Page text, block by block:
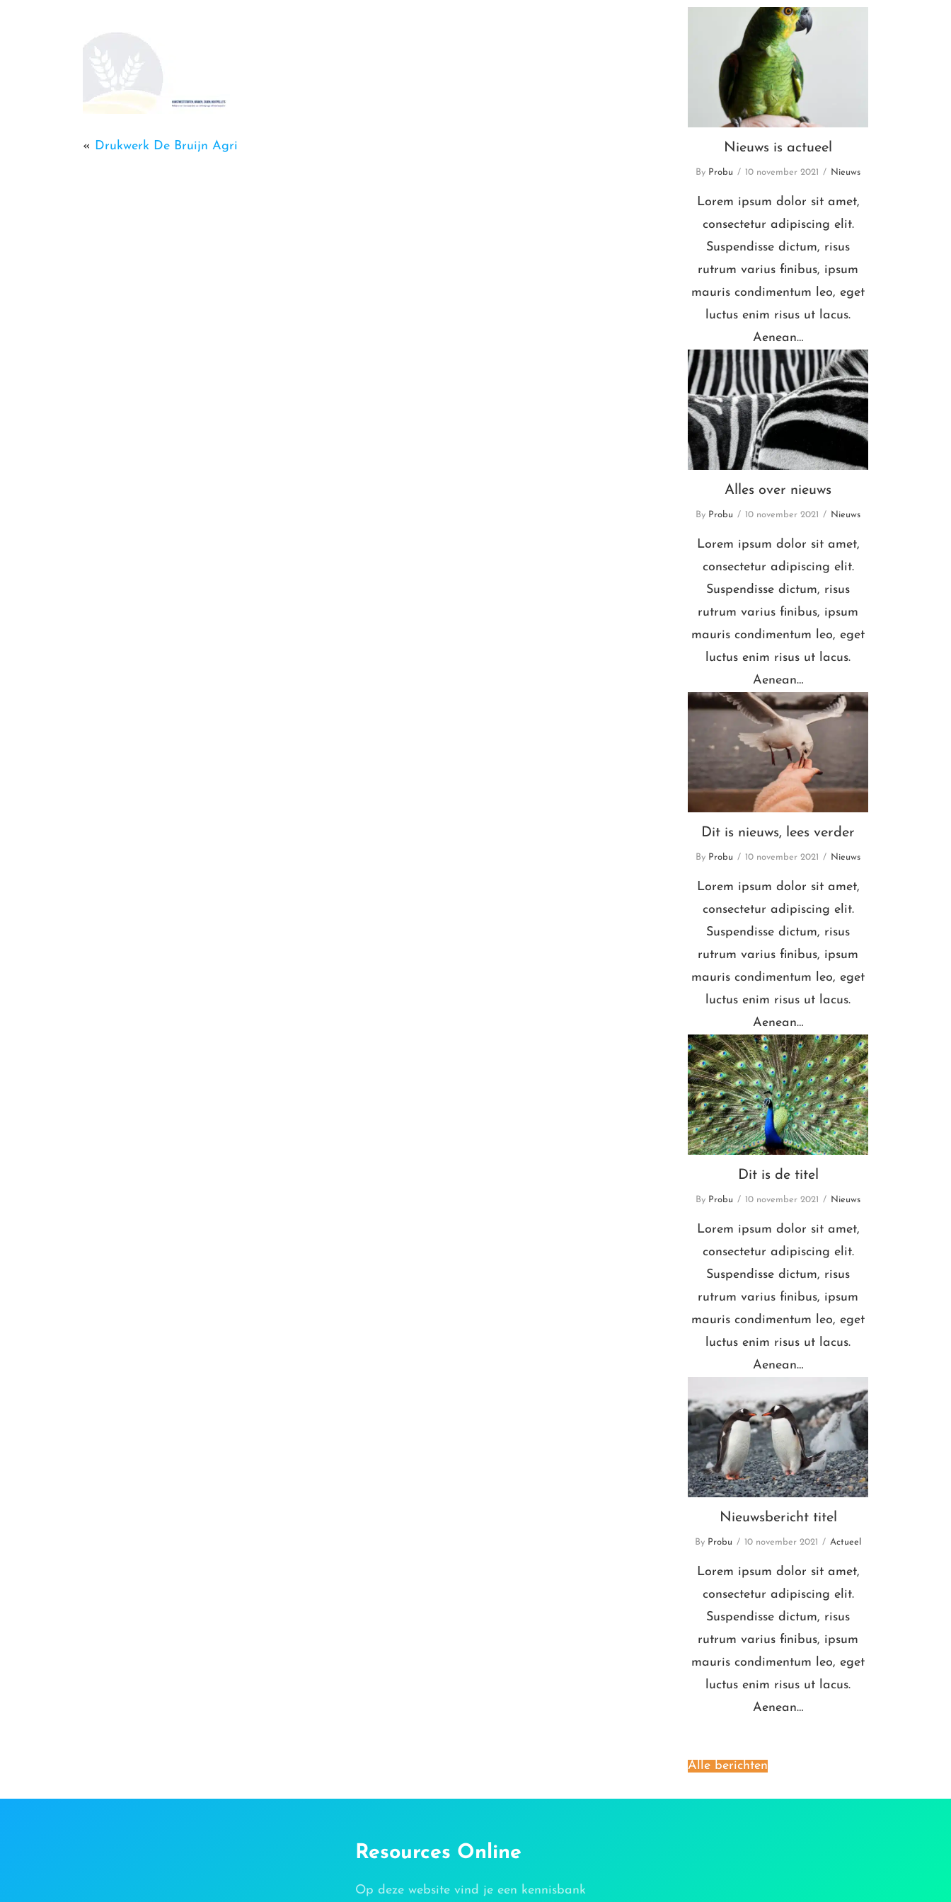
« Drukwerk De Bruijn Agri
Nieuws is actueel
Nieuws is actueel
By Probu 10 november 2021 Nieuws
Lorem ipsum dolor sit amet,
consectetur adipiscing elit.
Suspendisse dictum, risus
rutrum varius finibus, ipsum
mauris condimentum leo, eget
luctus enim risus ut lacus.
Aenean…
Alles over nieuws
Alles over nieuws
By Probu 10 november 2021 Nieuws
Lorem ipsum dolor sit amet,
consectetur adipiscing elit.
Suspendisse dictum, risus
rutrum varius finibus, ipsum
mauris condimentum leo, eget
luctus enim risus ut lacus.
Aenean…
Dit is nieuws, lees verder
Dit is nieuws, lees verder
By Probu 10 november 2021 Nieuws
Lorem ipsum dolor sit amet,
consectetur adipiscing elit.
Suspendisse dictum, risus
rutrum varius finibus, ipsum
mauris condimentum leo, eget
luctus enim risus ut lacus.
Aenean…
Dit is de titel
Dit is de titel
By Probu 10 november 2021 Nieuws
Lorem ipsum dolor sit amet,
consectetur adipiscing elit.
Suspendisse dictum, risus
rutrum varius finibus, ipsum
mauris condimentum leo, eget
luctus enim risus ut lacus.
Aenean…
Nieuwsbericht titel
Nieuwsbericht titel
By Probu 10 november 2021 Actueel
Lorem ipsum dolor sit amet,
consectetur adipiscing elit.
Suspendisse dictum, risus
rutrum varius finibus, ipsum
mauris condimentum leo, eget
luctus enim risus ut lacus.
Aenean…
Alle berichten
Resources Online
Op deze website vind je een kennisbank